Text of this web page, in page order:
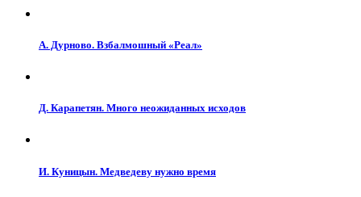
А. Дурново. Взбалмошный «Реал»
Д. Карапетян. Много неожиданных исходов
И. Куницын. Медведеву нужно время